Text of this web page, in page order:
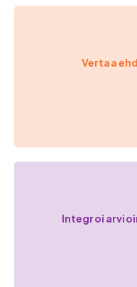
Vertaa
Integroi